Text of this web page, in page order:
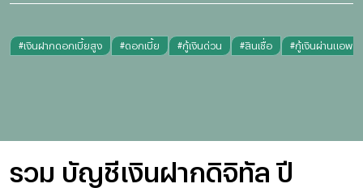
#เงินฝากดอกเบี้ยสูง #ดอกเบี้ย #กู้เงินด่วน #สินเชื่อ #กู้เงินผ่านแอพ
รวม บัญชีเงินฝากดิจิทัล ปี